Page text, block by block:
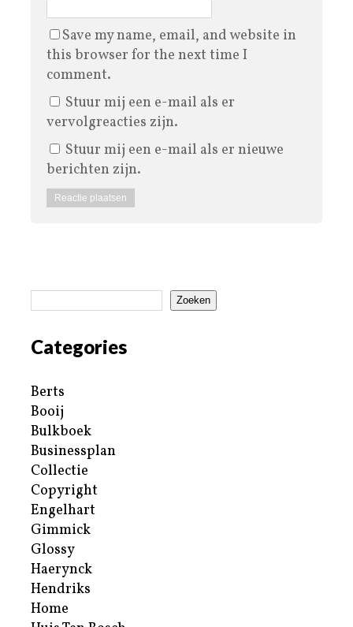
Save my name, email, and website in
this browser for the next time I
comment.
Stuur mij een e-mail als er
vervolgreacties zijn.
Stuur mij een e-mail als er nieuwe
berichten zijn.
Zoeken
Categories
Berts
Booij
Bulkboek
Businessplan
Collectie
Copyright
Engelhart
Gimmick
Glossy
Haerynck
Hendriks
Home